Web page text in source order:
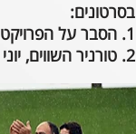
בסרטונים:
1. הסבר על הפרויקט מפי ליאור חוג'ה, מנהל הפעילות החברתית - קהילתית של המועדון ושחקנים בקבוצות המשולבות.
2. טורניר השווים, יוני 2021, בו זכתה הקבוצה המשולבת שלנו בגביע.